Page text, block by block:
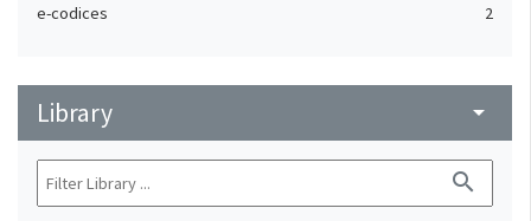
e-codices
2
Library arrow_drop_down
search